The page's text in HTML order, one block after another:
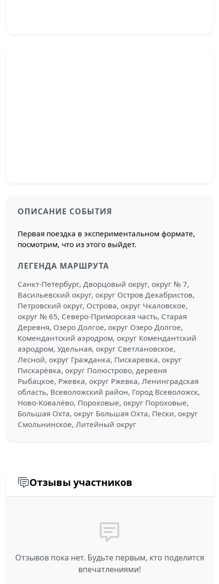
ОПИСАНИЕ СОБЫТИЯ
Первая поездка в экспериментальном формате,
посмотрим, что из этого выйдет.
ЛЕГЕНДА МАРШРУТА
Санкт-Петербург, Дворцовый округ, округ № 7,
Васильевский округ, округ Остров Декабристов,
Петровский округ, Острова, округ Чкаловское,
округ № 65, Северо-Приморская часть, Старая
Деревня, Озеро Долгое, округ Озеро Долгое,
Комендантский аэродром, округ Комендантский
аэродром, Удельная, округ Светлановское,
Лесной, округ Гражданка, Пискаревка, округ
Пискарёвка, округ Полюстрово, деревня
Рыбацкое, Ржевка, округ Ржевка, Ленинградская
область, Всеволожский район, Город Всеволожск,
Ново-Ковалёво, Пороховые, округ Пороховые,
Большая Охта, округ Большая Охта, Пески, округ
Смольнинское, Литейный округ
Отзывы участников
Отзывов пока нет. Будьте первым, кто поделится
впечатлениями!